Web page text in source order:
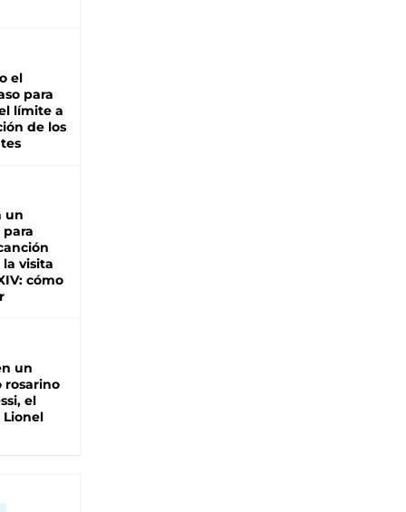
el
para
límite a
de los
un
para
visita
cómo
un
rosarino
el
Lionel